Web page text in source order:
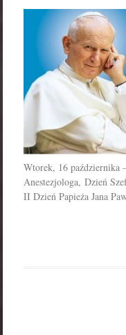
Wtorek, 16 października
Anestezjologa, Dzień
II Dzień Papieża Jana